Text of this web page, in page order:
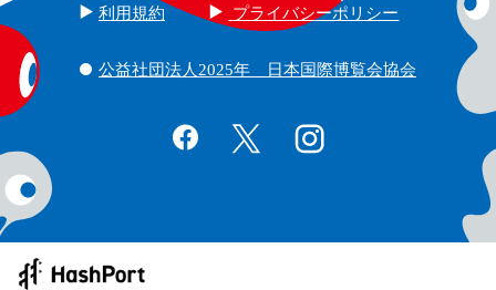
利用規約 プライバシーポリシー
公益社団法人2025年 日本国際博覧会協会